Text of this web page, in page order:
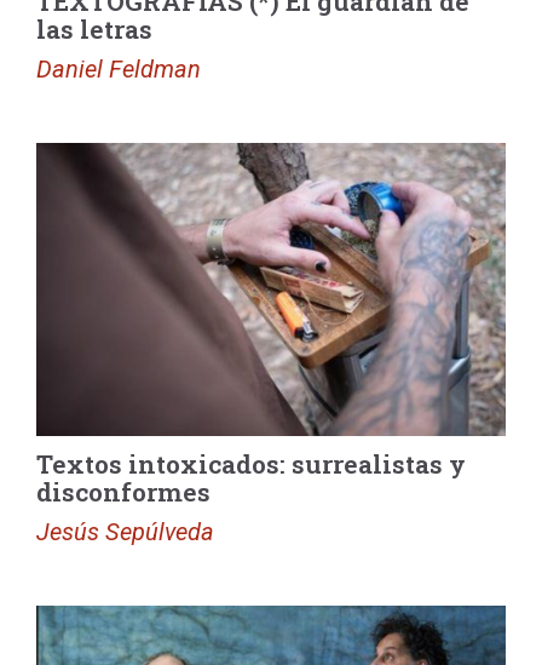
las letras
Daniel Feldman
Textos intoxicados: surrealistas y
disconformes
Jesús Sepúlveda